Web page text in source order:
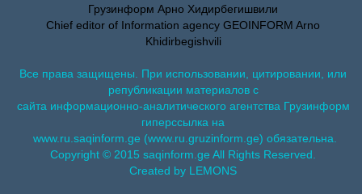
Грузинформ Арно Хидирбегишвили
Chief editor of Information agency GEOINFORM Arno
Khidirbegishvili
Все права защищены. При использовании, цитировании, или
републикации материалов с
сайта информационно-аналитического агентства Грузинформ
гиперссылка на
www.ru.saqinform.ge (www.ru.gruzinform.ge) обязательна.
Copyright © 2015 saqinform.ge All Rights Reserved.
Created by LEMONS